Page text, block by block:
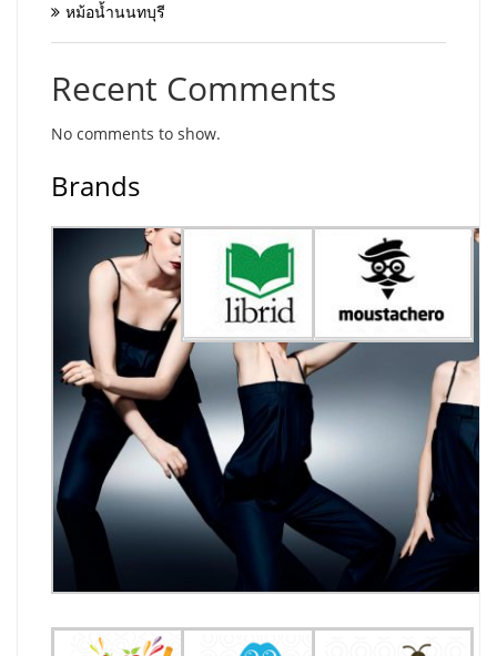
หม้อน้ำนนทบุรี
Recent Comments
No comments to show.
Brands